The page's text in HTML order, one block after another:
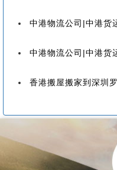
中港物流公司|中港货运公司|中港搬家
中港物流公司|中港货运公司|中港搬
香港搬屋搬家到深圳罗湖、福田、南